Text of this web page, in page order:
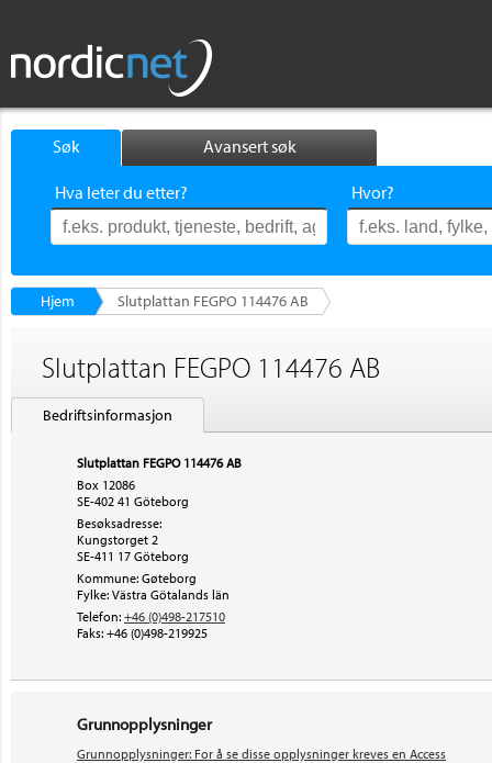
Søk Avansert søk
Hva leter du etter? Hvor?
Hjem Slutplattan FEGPO 114476 AB
Slutplattan FEGPO 114476 AB
Bedriftsinformasjon
Slutplattan FEGPO 114476 AB
Box 12086
SE-402 41 Göteborg
Besøksadresse:
Kungstorget 2
SE-411 17 Göteborg
Kommune: Gøteborg
Fylke: Västra Götalands län
Telefon: +46 (0)498-217510
Faks: +46 (0)498-219925
Grunnopplysninger
Grunnopplysninger: For å se disse opplysninger kreves en Access